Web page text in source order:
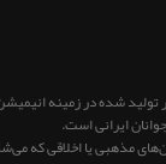
تولید شده در زمینه
ایرانی است.
مذهبی یا اخلاقی که